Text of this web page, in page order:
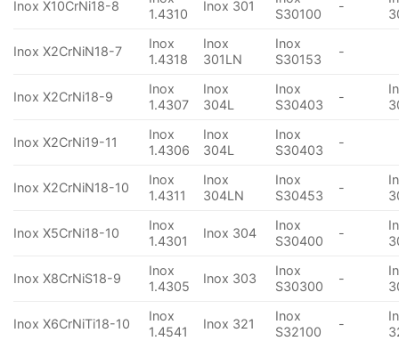
Inox X10CrNi18-8
1.4310
Inox 301
S30100
-
Inox X2CrNiN18-7
Inox
1.4318
Inox
301LN
Inox
S30153
-
Inox X2CrNi18-9
Inox
1.4307
Inox
304L
Inox
S30403
-
Inox X2CrNi19-11
Inox
1.4306
Inox
304L
Inox
S30403
-
Inox X2CrNiN18-10
Inox
1.4311
Inox
304LN
Inox
S30453
-
Inox X5CrNi18-10
Inox
1.4301
Inox 304
Inox
S30400
-
Inox X8CrNiS18-9
Inox
1.4305
Inox 303
Inox
S30300
-
Inox X6CrNiTi18-10
Inox
1.4541
Inox 321
Inox
S32100
-